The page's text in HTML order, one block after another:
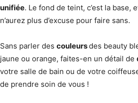
unifiée. Le fond de teint, c’est la base,
n’aurez plus d’excuse pour faire sans.
Sans parler des couleursdes beauty
jaune ou orange, faites-en un détail de
votre salle de bain ou de votre
de prendre soin de vous !